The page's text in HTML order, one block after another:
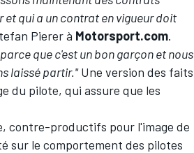
qui a un contrat en vigueur doit
Pierer à Motorsport.com.
que c'est un bon garçon et nous
laissé partir."Une version des faits
du pilote, qui assure que les
contre-productifs pour l'image de
sur le comportement des pilotes